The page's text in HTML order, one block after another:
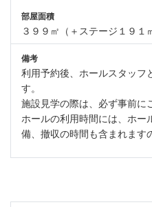
部屋面積
３９９㎡（＋ステージ１９１
備考
利用予約後、ホールスタッフ
す。
施設見学の際は、必ず事前に
ホールの利用時間には、ホ
備、撤収の時間も含まれます